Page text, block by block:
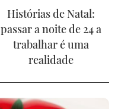
Histórias de Natal:
passar a noite de 24 a
trabalhar é uma
realidade